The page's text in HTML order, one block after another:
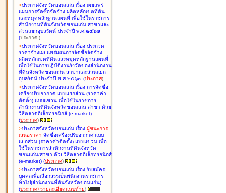
>ประกาศจังหวัดขอนแก่น เรื่อง เผยแพร่
แผนการจัดซื้อจัดจ้าง ผลิตหลักเขตที่ดิน
และหมุดหลักฐานแผนที่ เพื่อใช้ในราชการ
สำนักงานที่ดินจังหวัดขอนแก่น สาขาและ
ส่วนแยกอุบลรัตน์ ประจำปี พ.ศ.๒๕๖๗
(ประกาศ )
>ประกาศจังหวัดขอนแก่น เรื่อง ประกวด
ราคาจ้างเผยแพร่แผนการจัดซื้อจัดจ้าง
ผลิตหลักเขตที่ดินและหมุดหลักฐานแผนที่
เพื่อใช้ในการปฏิบัติงานรังวัดของสำนักงาน
ที่ดินจังหวัดขอนแก่น สาขาและส่วนแยก
อุบลรัตน์ ประจำปี พ.ศ.๒๕๖๗ (ประกาศ)
>ประกาศจังหวัดขอนแก่น เรื่อง การจัดซื้อ
เครื่องปรับอากาศ แบบแยกส่วน (ราคาค่า
ติดตั้ง) แบบแขวน เพื่อใช้ในราชการ
สำนักงานที่ดินจังหวัดขอนแก่น สาขา ด้วย
วิธีตลาดอิเล็กทรอนิกส์ (e-market)
(ประกาศ)
>ประกาศจังหวัดขอนแก่น เรื่อง ผู้ชนะการ
เสนอราคา จัดซื้อเครื่องปรับอากาศ แบบ
แยกส่วน (ราคาค่าติดตั้ง) แบบแขวน เพื่อ
ใช้ในราชการสำนักงานที่ดินจังหวัด
ขอนแก่น/สาขา ด้วยวิธีตลาดอิเล็กทรอนิกส์
(e-market) (ประกาศ)
>ประกาศจังหวัดขอนแก่น เรื่อง รับสมัคร
บุคคลเพื่อเลือกสรรเป็นพนักงานราชการ
ทั่วไป(สำนักงานที่ดินจังหวัดขอนแก่น)
(ประกาศ+รายละเอียดแนบท้าย)